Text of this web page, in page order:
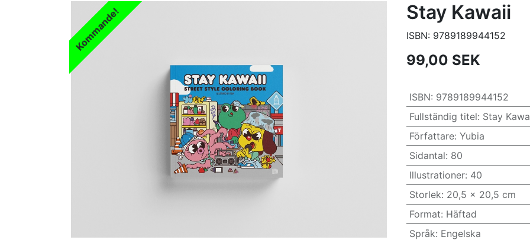
Kommande! Stay Kawaii
ISBN: 9789189944152
99,00 SEK
ISBN: 9789189944152
Fullständig titel: Stay
Författare: Yubia
Sidantal: 80
Illustrationer: 40
Storlek: 20,5 x 20,5 cm
Format: Häftad
Språk: Engelska